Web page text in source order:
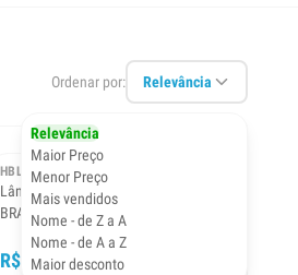
Ordenar por: Relevância
Relevância
Maior Preço
Menor Preço
Mais vendidos
Nome - de Z a A
Nome - de A a Z
Maior desconto
HBL
Lâmpada HB4 12V 55W SUPER
BRANCA - PAR
R$ 30,00